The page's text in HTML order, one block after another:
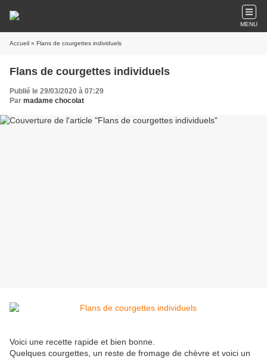
MENU
Accueil » Flans de courgettes individuels
Flans de courgettes individuels
Publié le 29/03/2020 à 07:29
Par madame chocolat
Voici une recette rapide et bien bonne.
Quelques courgettes, un reste de fromage de chèvre et voici un